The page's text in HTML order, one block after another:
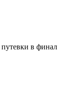
в финал